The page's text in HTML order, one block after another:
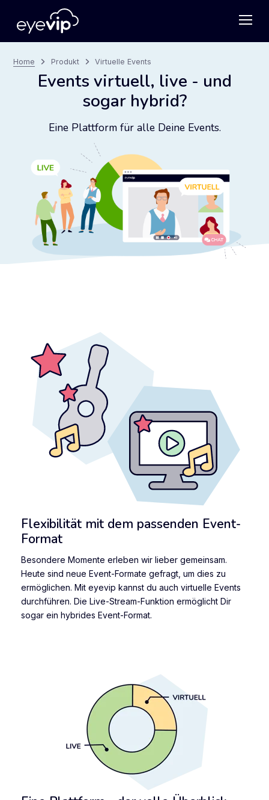
Home Produkt Virtuelle Events
Events virtuell, live - und
sogar hybrid?
Eine Plattform für alle Deine Events.
Flexibilität mit dem passenden Event-
Format
Besondere Momente erleben wir lieber gemeinsam.
Heute sind neue Event-Formate gefragt, um dies zu
ermöglichen. Mit eyevip kannst du auch virtuelle Events
durchführen. Die Live-Stream-Funktion ermöglicht Dir
sogar ein hybrides Event-Format.